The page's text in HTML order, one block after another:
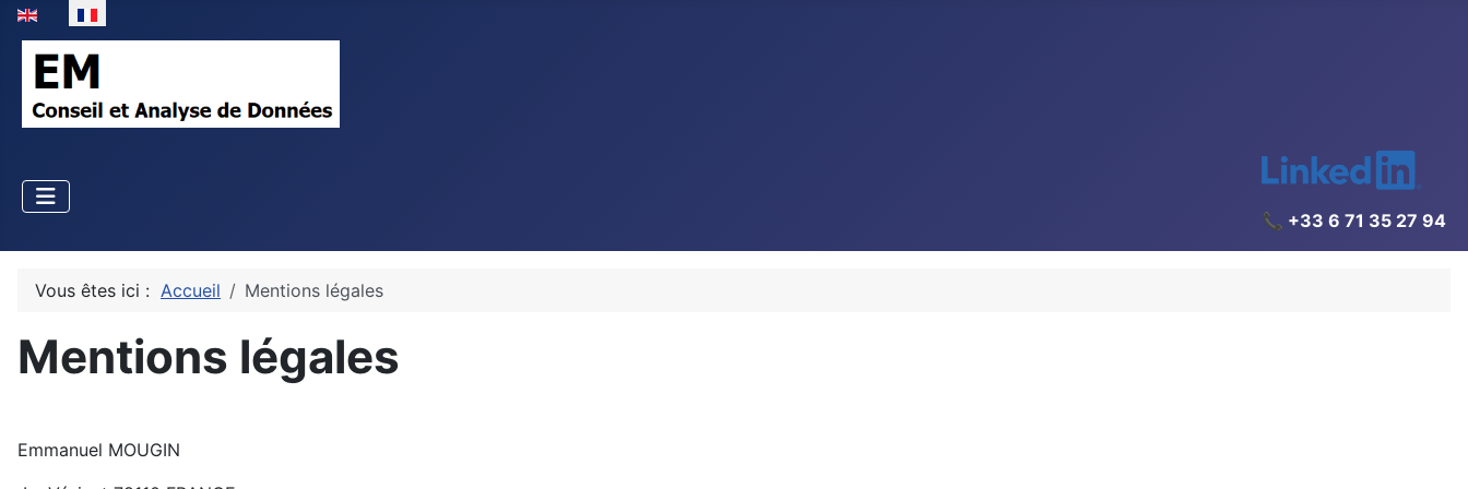
Sélectionnez votre langue
📞 +33 6 71 35 27 94
Vous êtes ici : Accueil Mentions légales
Mentions légales
Emmanuel MOUGIN